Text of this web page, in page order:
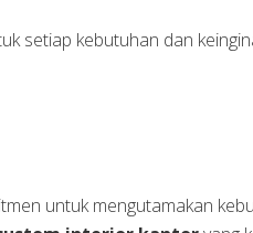
setiap kebutuhan dan
untuk mengutamakan